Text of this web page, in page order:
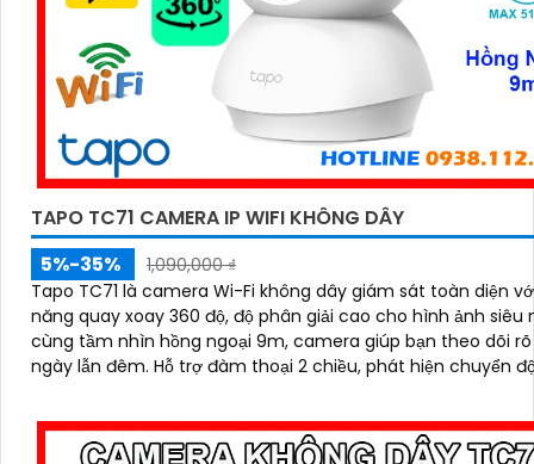
TAPO TC71 CAMERA IP WIFI KHÔNG DÂY
5%-35%
1,090,000 ₫
Tapo TC71 là camera Wi-Fi không dây giám sát toàn diện
năng quay xoay 360 độ, độ phân giải cao cho hình ảnh siêu
cùng tầm nhìn hồng ngoại 9m, camera giúp bạn theo dõi
ngày lẫn đêm. Hỗ trợ đàm thoại 2 chiều, phát hiện chuyển động và
khắc quan trọng mà còn chủ động bảo vệ an toàn cho ngôi